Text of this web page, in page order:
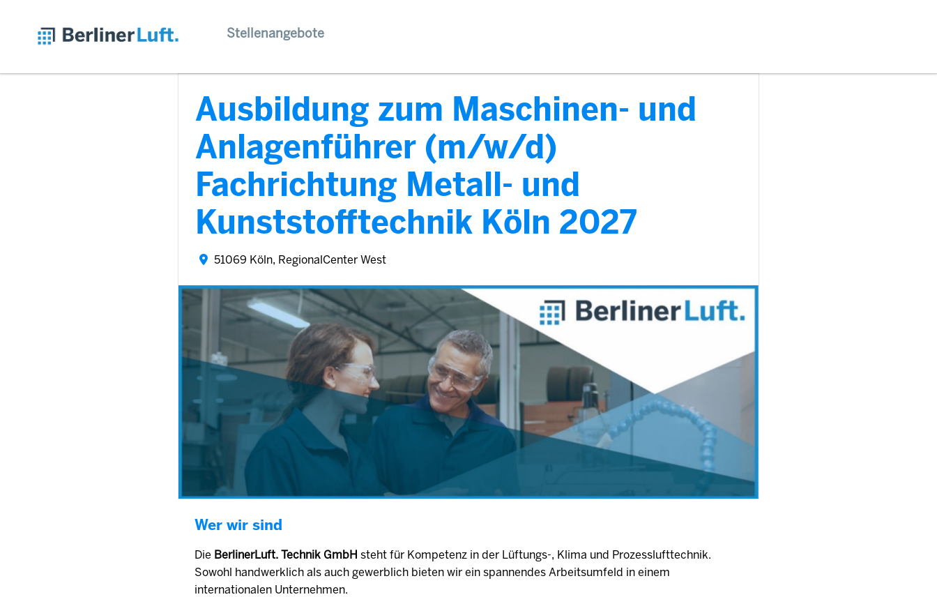
Stellenangebote
Ausbildung zum Maschinen- und
Anlagenführer (m/w/d)
Fachrichtung Metall- und
Kunststofftechnik Köln 2027
51069 Köln, RegionalCenter West
Wer wir sind
Die BerlinerLuft. Technik GmbH steht für Kompetenz in der Lüftungs-, Klima und Prozesslufttechnik.
Sowohl handwerklich als auch gewerblich bieten wir ein spannendes Arbeitsumfeld in einem
internationalen Unternehmen.